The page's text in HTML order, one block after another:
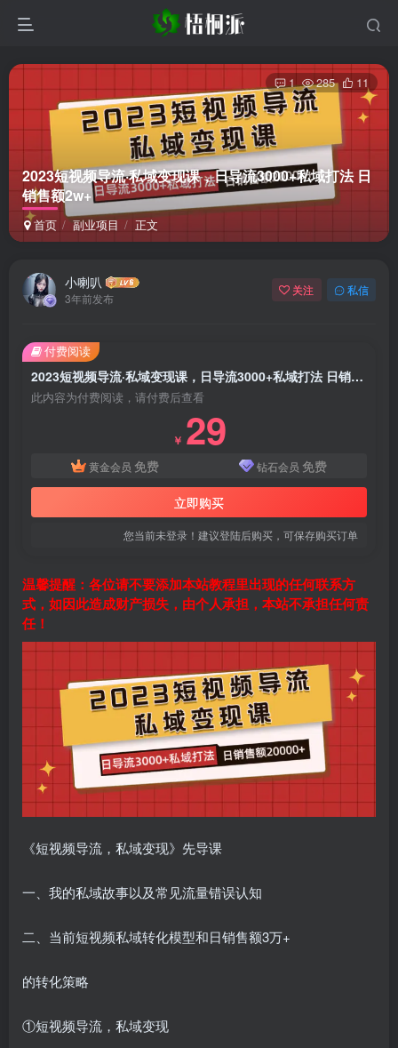
2023短视频导流·私域变现课，日导流3000+私域打法 日
销售额2w+
首页 副业项目 正文
1 285 11
小喇叭
3年前发布
关注 私信
2023短视频导流·私域变现课，日导流3000+私域打法 日销售额2w+
此内容为付费阅读，请付费后查看
￥ 29
黄金会员 免费 钻石会员 免费
立即购买
您当前未登录！建议登陆后购买，可保存购买订单
付费阅读
温馨提醒：各位请不要添加本站教程里出现的任何联系方
式，如因此造成财产损失，由个人承担，本站不承担任何责
任！
《短视频导流，私域变现》先导课
一、我的私域故事以及常见流量错误认知
二、当前短视频私域转化模型和日销售额3万+
的转化策略
①短视频导流，私域变现